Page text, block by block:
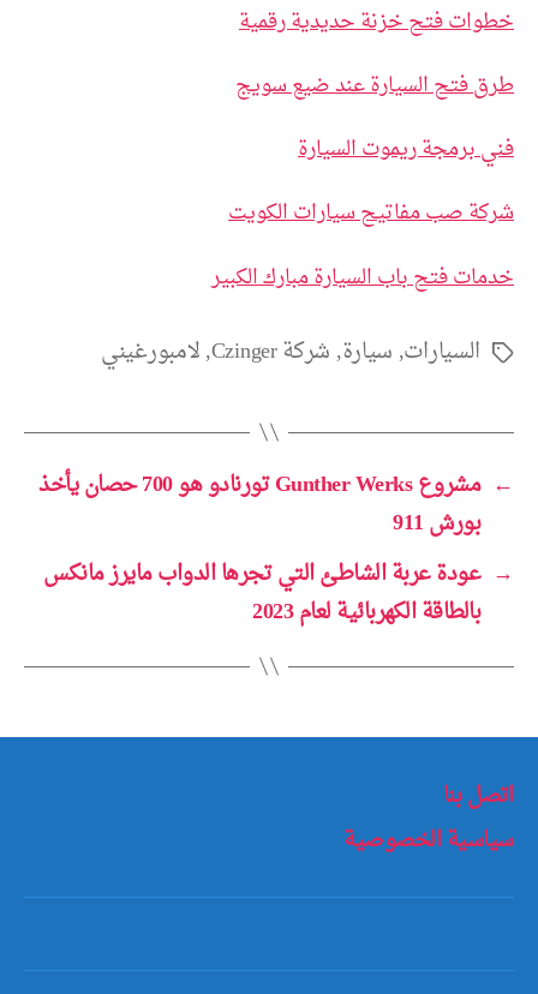
خطوات فتح خزنة حديدية رقمية
طرق فتح السيارة عند ضيع سويج
فني برمجة ريموت السيارة
شركة صب مفاتيح سيارات الكويت
خدمات فتح باب السيارة مبارك الكبير
الوسومالسيارات,سيارة,شركة Czinger ,لامبورغيني
←
مشروع Gunther Werks تورنادو هو 700 حصان يأخذ
بورش 911
→ عودة عربة الشاطئ التي تجرها الدواب مايرز مانكس
بالطاقة الكهربائية لعام 2023
اتصل بنا
سياسية الخصوصية